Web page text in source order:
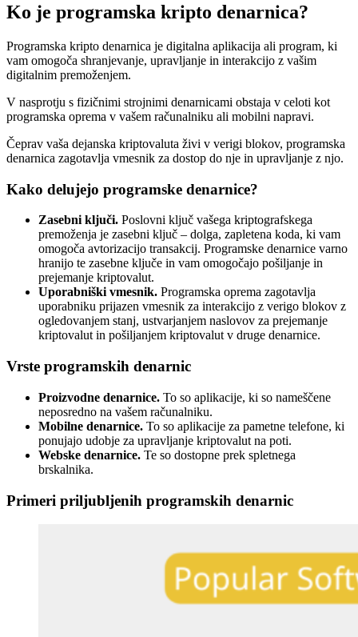
Ko je programska kripto denarnica?
Programska kripto denarnica je digitalna aplikacija ali program, ki
vam omogoča shranjevanje, upravljanje in interakcijo z vašim
digitalnim premoženjem.
V nasprotju s fizičnimi strojnimi denarnicami obstaja v celoti kot
programska oprema v vašem računalniku ali mobilni napravi.
Čeprav vaša dejanska kriptovaluta živi v verigi blokov, programska
denarnica zagotavlja vmesnik za dostop do nje in upravljanje z njo.
Kako delujejo programske denarnice?
Zasebni ključi. Poslovni ključ vašega kriptografskega
premoženja je zasebni ključ – dolga, zapletena koda, ki vam
omogoča avtorizacijo transakcij. Programske denarnice varno
hranijo te zasebne ključe in vam omogočajo pošiljanje in
prejemanje kriptovalut.
Uporabniški vmesnik. Programska oprema zagotavlja
uporabniku prijazen vmesnik za interakcijo z verigo blokov z
ogledovanjem stanj, ustvarjanjem naslovov za prejemanje
kriptovalut in pošiljanjem kriptovalut v druge denarnice.
Vrste programskih denarnic
Proizvodne denarnice. To so aplikacije, ki so nameščene
neposredno na vašem računalniku.
Mobilne denarnice. To so aplikacije za pametne telefone, ki
ponujajo udobje za upravljanje kriptovalut na poti.
Webske denarnice. Te so dostopne prek spletnega
brskalnika.
Primeri priljubljenih programskih denarnic